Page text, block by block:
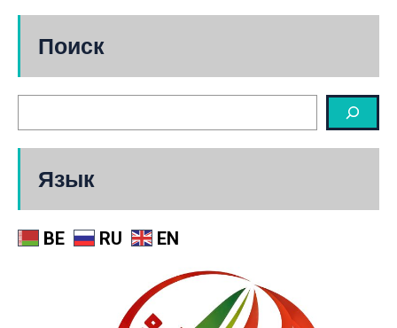
Поиск
Язык
BE RU EN